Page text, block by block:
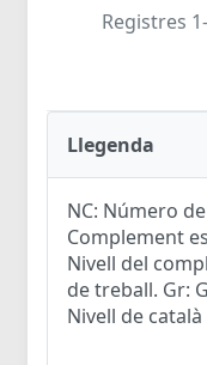
Registres
Llegenda
NC: Número
Complement
Nivell del
de treball. Gr:
Nivell de